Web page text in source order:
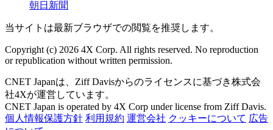
朝日新聞
当サイトは最新ブラウザでの閲覧を推奨します。
Copyright (c) 2026 4X Corp. All rights reserved. No reproduction
or republication without written permission.
CNET Japanは、Ziff Davisからのライセンスに基づき株式会
社4Xが運営しています。
CNET Japan is operated by 4X Corp under license from Ziff Davis.
個人情報保護方針 利用規約 運営会社 クッキーについて 広告